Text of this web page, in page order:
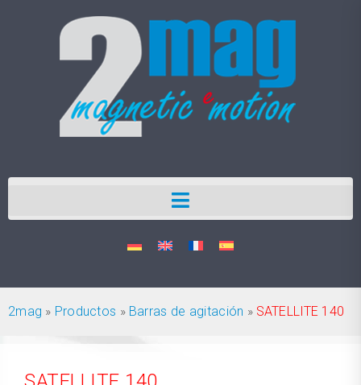
2mag » Productos » Barras de agitación » SATELLITE 140